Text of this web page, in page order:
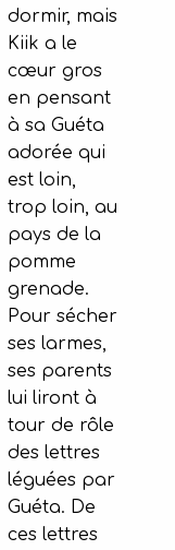
dormir, mais
Kiik a le
cœur gros
en pensant
à sa Guéta
adorée qui
est loin,
trop loin, au
pays de la
pomme
grenade.
Pour sécher
ses larmes,
ses parents
lui liront à
tour de rôle
des lettres
léguées par
Guéta. De
ces lettres